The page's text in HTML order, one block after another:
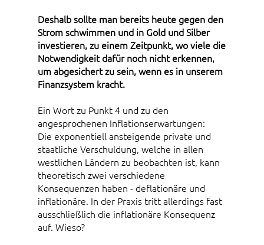
Deshalb sollte man bereits heute gegen den
Strom schwimmen und in Gold und Silber
investieren, zu einem Zeitpunkt, wo viele die
Notwendigkeit dafür noch nicht erkennen,
um abgesichert zu sein, wenn es in unserem
Finanzsystem kracht.
Ein Wort zu Punkt 4 und zu den
angesprochenen Inflationserwartungen:
Die exponentiell ansteigende private und
staatliche Verschuldung, welche in allen
westlichen Ländern zu beobachten ist, kann
theoretisch zwei verschiedene
Konsequenzen haben - deflationäre und
inflationäre. In der Praxis tritt allerdings fast
ausschließlich die inflationäre Konsequenz
auf. Wieso?